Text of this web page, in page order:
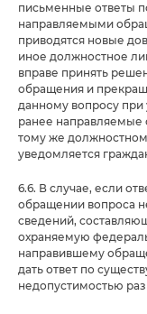
письменные ответы
направляемыми
приводятся новые
иное должностное
вправе принять
обращения и
данному вопросу при
ранее направляемые
тому же
уведомляется
6.6. В случае, если
обращении вопроса
сведений,
охраняемую
направившему
дать ответ по
недопустимостью